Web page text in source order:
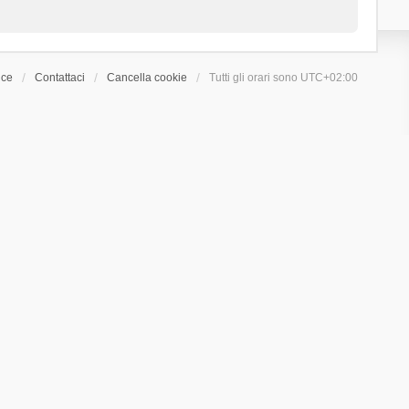
Contattaci Cancella cookie Tutti gli orari sono UTC+02:00